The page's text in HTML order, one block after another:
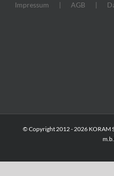
Impressum AGB
© Copyright 2012 -2026 KORAM